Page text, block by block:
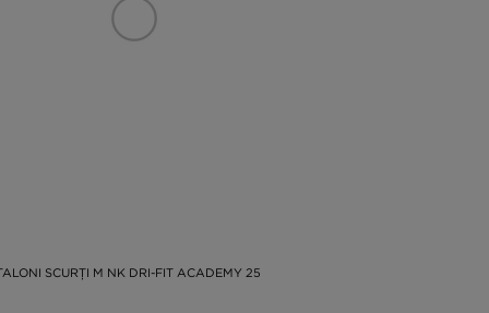
SCURȚI M NK DRI-FIT ACADEMY 25